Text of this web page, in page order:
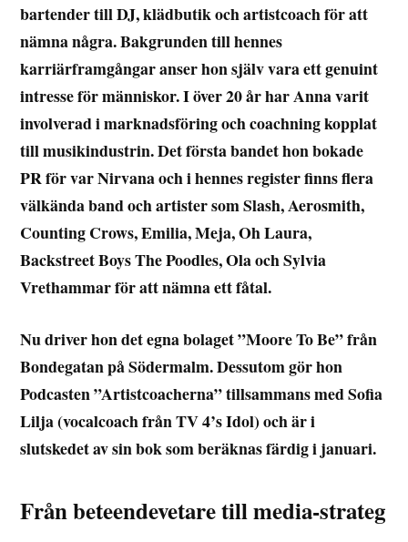
bartender till DJ, klädbutik och artistcoach för att
nämna några. Bakgrunden till hennes
karriärframgångar anser hon själv vara ett genuint
intresse för människor. I över 20 år har Anna varit
involverad i marknadsföring och coachning kopplat
till musikindustrin. Det första bandet hon bokade
PR för var Nirvana och i hennes register finns flera
välkända band och artister somSlash, Aerosmith,
Counting Crows, Emilia, Meja, Oh Laura,
Backstreet BoysThe Poodles, Ola och Sylvia
Vrethammar för att nämna ett fåtal.
Nu driver hon det egna bolaget ”Moore To Be” från
Bondegatan på Södermalm. Dessutom gör hon
Podcasten ”Artistcoacherna” tillsammans med Sofia
Lilja (vocalcoach från TV 4’s Idol) och är i
slutskedet av sin bok som beräknas färdig i januari.
Från beteendevetare till media-strateg